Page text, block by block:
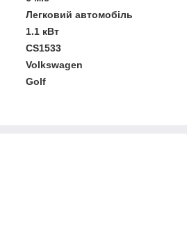
Легковий автомобіль
1.1 кВт
CS1533
Volkswagen
Golf